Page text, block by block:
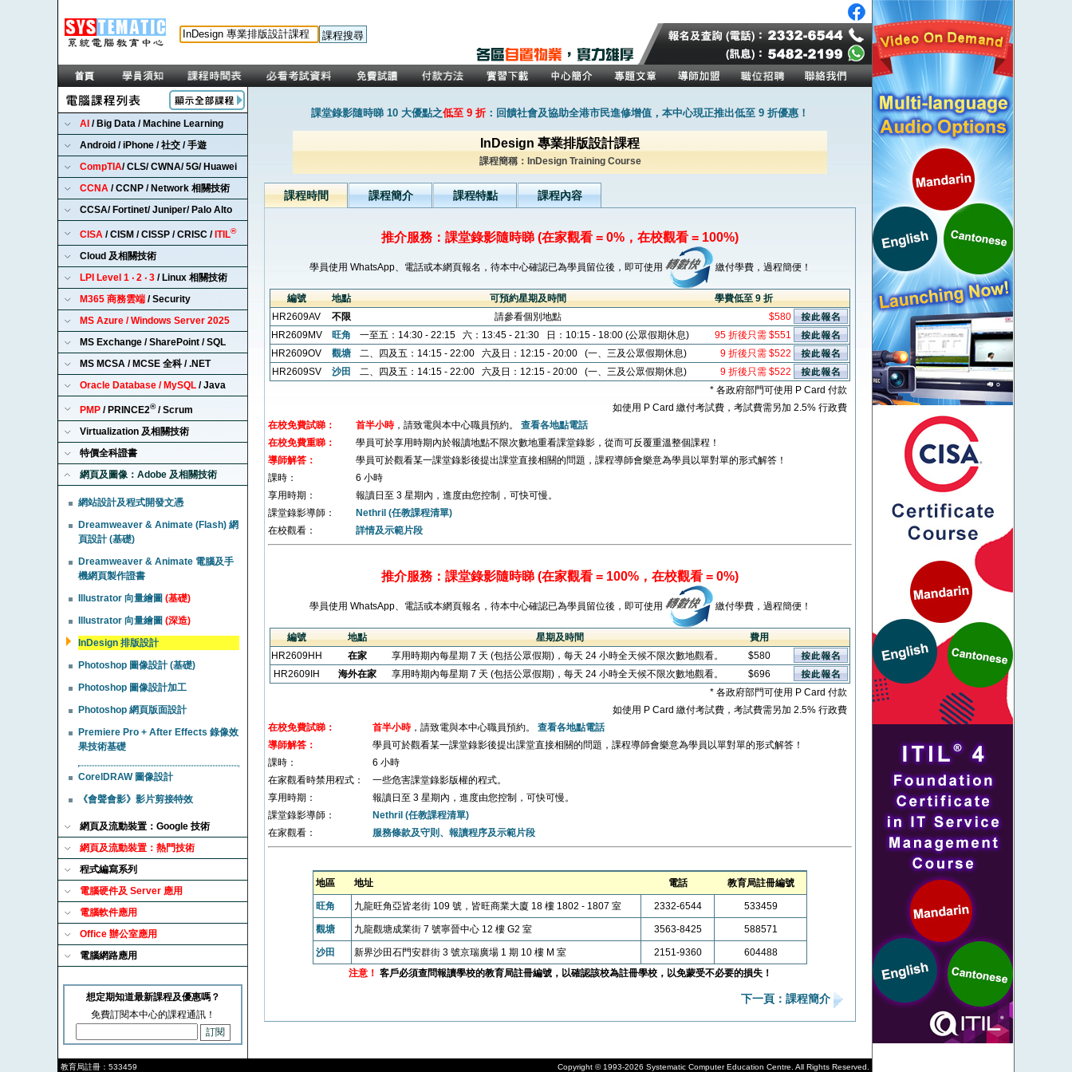
AI / Big Data / Machine Learning
Android / iPhone / 社交 / 手遊
CompTIA/ CLS/ CWNA/ 5G/ Huawei
CCNA / CCNP / Network 相關技術
CCSA/ Fortinet/ Juniper/ Palo Alto
CISA / CISM / CISSP / CRISC / ITIL®
Cloud 及相關技術
LPI Level 1 ‧ 2 ‧ 3 / Linux 相關技術
M365 商務雲端 / Security
MS Azure / Windows Server 2025
MS Exchange / SharePoint / SQL
MS MCSA / MCSE 全科 / .NET
Oracle Database / MySQL / Java
PMP / PRINCE2®/ Scrum
Virtualization 及相關技術
特價全科證書
網頁及圖像：Adobe 及相關技術
網站設計及程式開發文憑
Dreamweaver & Animate (Flash) 網
頁設計 (基礎)
Dreamweaver & Animate 電腦及手
機網頁製作證書
Illustrator 向量繪圖 (基礎)
Illustrator 向量繪圖 (深造)
InDesign 排版設計
Photoshop 圖像設計 (基礎)
Photoshop 圖像設計加工
Photoshop 網頁版面設計
Premiere Pro + After Effects 錄像效
果技術基礎
CorelDRAW 圖像設計
《會聲會影》影片剪接特效
網頁及流動裝置：Google 技術
網頁及流動裝置：熱門技術
程式編寫系列
電腦硬件及 Server 應用
電腦軟件應用
Office 辦公室應用
電腦網路應用
想定期知道最新課程及優惠嗎？
免費訂閱本中心的課程通訊！
課堂錄影隨時睇 10 大優點之低至 9 折 ：回饋社會及協助全港市民進修增值，本中心現正推出低至 9 折優惠！
InDesign 專業排版設計課程
課程簡稱：InDesign Training Course
課程時間 課程簡介 課程特點 課程內容
推介服務：課堂錄影隨時睇 (在家觀看 = 0%，在校觀看 = 100%)
學員使用 WhatsApp、電話或本網頁報名，待本中心確認已為學員留位後，即可使用 繳付學費，過程簡便！
編號 地點 可預約星期及時間
學費低至 9 折
HR2609AV
不限 請參看個別地點
$580
HR2609MV
旺角 一至五：14:30 - 22:15 六：13:45 - 21:30 日：10:15 - 18:00 (公眾假期休息)
95 折後只需 $551
HR2609OV
觀塘 二、四及五：14:15 - 22:00 六及日：12:15 - 20:00 (一、三及公眾假期休息)
9 折後只需 $522
HR2609SV
沙田 二、四及五：14:15 - 22:00 六及日：12:15 - 20:00 (一、三及公眾假期休息)
9 折後只需 $522
* 各政府部門可使用 P Card 付款
如使用 P Card 繳付考試費，考試費需另加 2.5% 行政費
在校免費試睇：
首半小時，請致電與本中心職員預約。 查看各地點電話
在校免費重睇：
學員可於享用時期內於報讀地點不限次數地重看課堂錄影，從而可反覆重溫整個課程！
導師解答：
學員可於觀看某一課堂錄影後提出課堂直接相關的問題，課程導師會樂意為學員以單對單的形式解答！
課時：
6 小時
享用時期：
報讀日至 3 星期內，進度由您控制，可快可慢。
課堂錄影導師：
Nethril (任教課程清單)
在校觀看：
詳情及示範片段
推介服務：課堂錄影隨時睇 (在家觀看 = 100%，在校觀看 = 0%)
學員使用 WhatsApp、電話或本網頁報名，待本中心確認已為學員留位後，即可使用 繳付學費，過程簡便！
編號 地點 星期及時間
費用
HR2609HH
在家 享用時期內每星期 7 天 (包括公眾假期)，每天 24 小時全天候不限次數地觀看。
$580
HR2609IH
海外在家 享用時期內每星期 7 天 (包括公眾假期)，每天 24 小時全天候不限次數地觀看。
$696
* 各政府部門可使用 P Card 付款
如使用 P Card 繳付考試費，考試費需另加 2.5% 行政費
在校免費試睇：
首半小時，請致電與本中心職員預約。 查看各地點電話
導師解答：
學員可於觀看某一課堂錄影後提出課堂直接相關的問題，課程導師會樂意為學員以單對單的形式解答！
課時：
6 小時
在家觀看時禁用程式：
一些危害課堂錄影版權的程式。
享用時期：
報讀日至 3 星期內，進度由您控制，可快可慢。
課堂錄影導師：
Nethril (任教課程清單)
在家觀看：
服務條款及守則、報讀程序及示範片段
地區 地址 電話 教育局註冊編號
旺角 九龍旺角亞皆老街 109 號，皆旺商業大廈 18 樓 1802 - 1807 室 2332-6544 533459
觀塘 九龍觀塘成業街 7 號寧晉中心 12 樓 G2 室 3563-8425 588571
沙田 新界沙田石門安群街 3 號京瑞廣場 1 期 10 樓 M 室 2151-9360
604488
注意！ 客戶必須查問報讀學校的教育局註冊編號，以確認該校為註冊學校，以免蒙受不必要的損失！
下一頁：課程簡介
教育局註冊：533459 Copyright © 1993-2026 Systematic Computer Education Centre. All Rights Reserved.